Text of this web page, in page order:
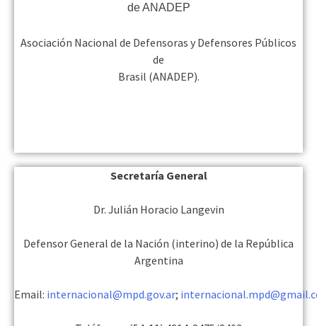
de ANADEP
Asociación Nacional de Defensoras y Defensores Públicos
de
Brasil (ANADEP).
Secretaría General
Dr. Julián Horacio Langevin
Defensor General de la Nación (interino) de la República
Argentina
Email: internacional@mpd.gov.ar;